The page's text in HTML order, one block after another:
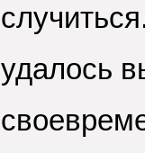
удалось